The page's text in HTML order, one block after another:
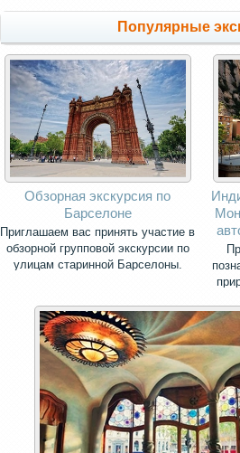
Популярные
Обзорная экскурсия по
Барселоне
Приглашаем вас принять участие в
обзорной групповой экскурсии по
улицам старинной Барселоны.